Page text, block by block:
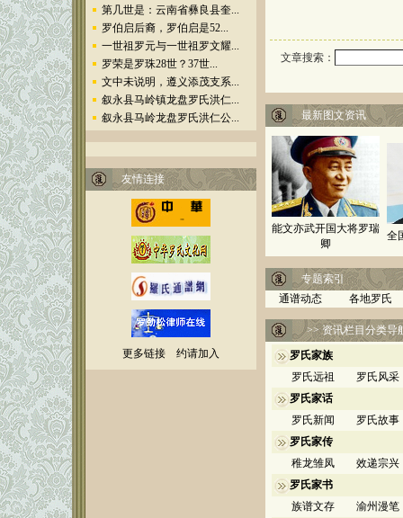
以撤除，但对原媒体的侵权
行为不承担连带责任。
●本站是自己制作、自己
管理、自费维持，以罗姓姓
氏文化为核心内容的公益网
站，不从属于任何组织，不
从事任何形式的商业赢利活
动，也不直接反映社会政
治、经济生活，采摘的资料
仅为家族成员自我参考，不
反映本站任何立场及观点，
不负责证实其原创性及真实
性，亦不对引用本站资料的
后果承担任何责任。
第几世是：云南省彝良县奎...
罗伯启后裔，罗伯启是52...
一世祖罗元与一世祖罗文耀...
罗荣是罗珠28世？37世...
文中未说明，遵义添茂支系...
叙永县马岭镇龙盘罗氏洪仁...
叙永县马岭龙盘罗氏洪仁公...
友情连接
更多链接 约请加入
文章搜索：
最新图文资讯
能文亦武开国大将罗瑞
卿
全
专题索引
通谱动态
各地罗氏
>> 资讯栏目分类导
罗氏家族
罗氏远祖
罗氏风采
罗氏家话
罗氏新闻
罗氏故事
罗氏家传
稚龙雏凤
效递宗兴
罗氏家书
族谱文存
渝州漫笔